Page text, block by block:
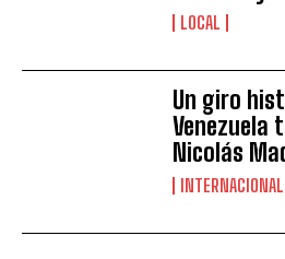
LOCAL
Un giro
Venezuela
Nicolás